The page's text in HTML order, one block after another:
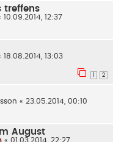
treffens
10.09.2014, 12:37
18.08.2014, 13:03
2
« 23.05.2014, 00:10
August
« 01.03.2014, 22:27